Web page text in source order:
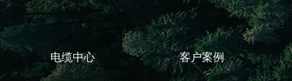
电缆中心 客户案例